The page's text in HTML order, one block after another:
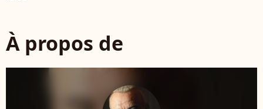
À propos de